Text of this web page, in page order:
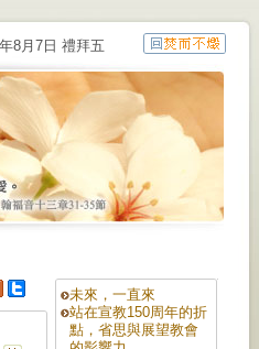
8月7日 禮拜五
未來，一直來
站在宣教150周年的折
點，省思與展望教會